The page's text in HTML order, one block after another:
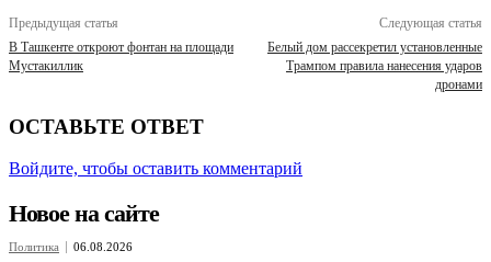
Предыдущая статья
В Ташкенте откроют фонтан на площади
Мустакиллик
Следующая статья
Белый дом рассекретил установленные
Трампом правила нанесения ударов
дронами
ОСТАВЬТЕ ОТВЕТ
Войдите, чтобы оставить комментарий
Новое на сайте
Политика 06.08.2026